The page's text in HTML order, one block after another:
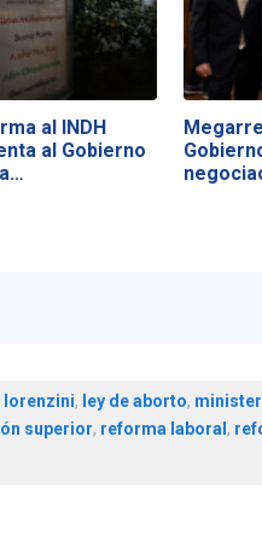
al INDH
al Gobierno
lorenzini, ley de aborto,
superior, reforma laboral ,